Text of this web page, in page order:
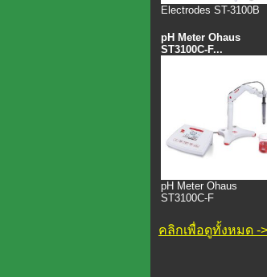
Electrodes ST-3100B
pH Meter Ohaus
ST3100C-F...
pH Meter Ohaus
ST3100C-F
คลิกเพื่อดูทั้งหมด ->